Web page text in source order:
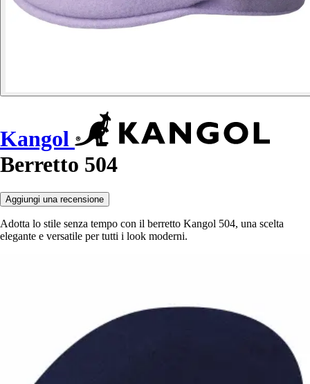
Kangol
Berretto 504
Aggiungi una recensione
Adotta lo stile senza tempo con il berretto Kangol 504, una scelta
elegante e versatile per tutti i look moderni.